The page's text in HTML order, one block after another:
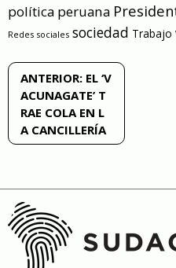
política peruana
Redes sociales sociedad Trabajo
Navegación
de
entradas
ANTERIOR: EL ‘V
ACUNAGATE’ T
RAE COLA EN L
A CANCILLERÍA